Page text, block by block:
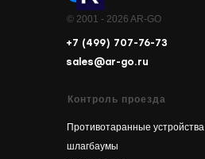
Контроль проезда
Противотаранные устройства
шлагбаумы
© 2001 - 2026 AR-GO
+7 (499) 707-76-73
sales@ar-go.ru